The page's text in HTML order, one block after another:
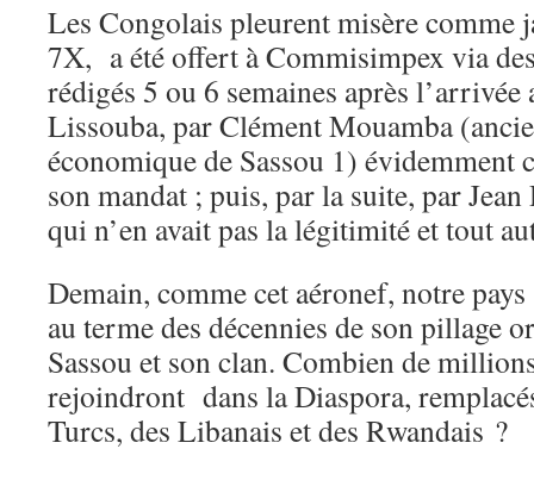
Les Congolais pleurent misère comme
7X, a été offert à Commisimpex via
rédigés 5 ou 6 semaines après
Lissouba, par Clément Mouamba
économique de Sassou 1)
son mandat ; puis, par la suite, par
qui n’en avait pas la légitimité et tout
Demain, comme cet aéronef, notre pays
au terme des décennies de son pillage
Sassou et son clan. Combien de
rejoindront dans la Diaspora,
Turcs, des Libanais et des Rwandais ?